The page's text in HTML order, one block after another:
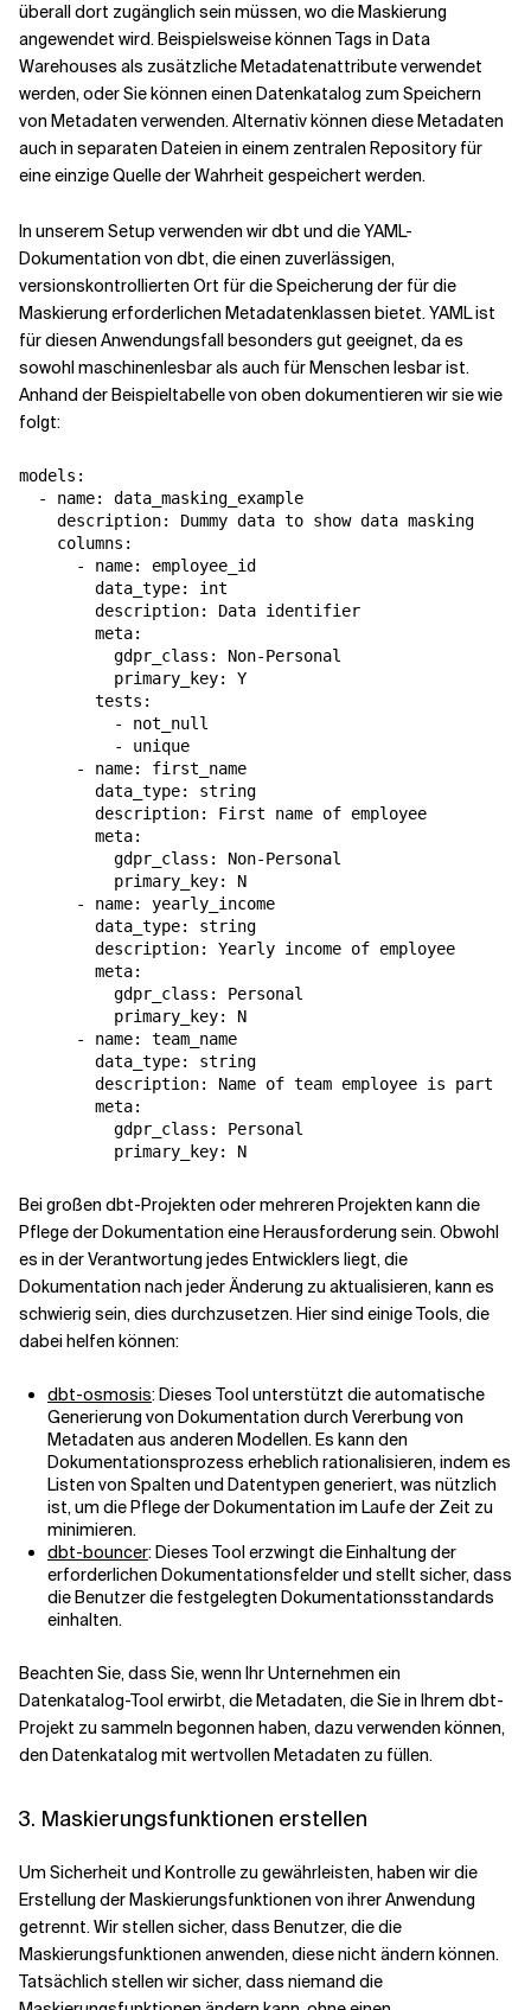
überall dort zugänglich sein müssen, wo die Maskierung
angewendet wird. Beispielsweise können Tags in Data
Warehouses als zusätzliche Metadatenattribute verwendet
werden, oder Sie können einen Datenkatalog zum Speichern
von Metadaten verwenden. Alternativ können diese Metadaten
auch in separaten Dateien in einem zentralen Repository für
eine einzige Quelle der Wahrheit gespeichert werden.
In unserem Setup verwenden wir dbt und die YAML-
Dokumentation von dbt, die einen zuverlässigen,
versionskontrollierten Ort für die Speicherung der für die
Maskierung erforderlichen Metadatenklassen bietet. YAML ist
für diesen Anwendungsfall besonders gut geeignet, da es
sowohl maschinenlesbar als auch für Menschen lesbar ist.
Anhand der Beispieltabelle von oben dokumentieren wir sie wie
folgt:
models:
  - name: data_masking_example
    description: Dummy data to show data masking
    columns:
      - name: employee_id
        data_type: int
        description: Data identifier
        meta:
          gdpr_class: Non-Personal
          primary_key: Y
        tests:
          - not_null
          - unique
      - name: first_name
        data_type: string
        description: First name of employee
        meta:
          gdpr_class: Non-Personal
          primary_key: N
      - name: yearly_income
        data_type: string
        description: Yearly income of employee
        meta:
          gdpr_class: Personal
          primary_key: N
      - name: team_name
        data_type: string
        description: Name of team employee is part
        meta:
          gdpr_class: Personal
Bei großen dbt-Projekten oder mehreren Projekten kann die
Pflege der Dokumentation eine Herausforderung sein. Obwohl
es in der Verantwortung jedes Entwicklers liegt, die
Dokumentation nach jeder Änderung zu aktualisieren, kann es
schwierig sein, dies durchzusetzen. Hier sind einige Tools, die
dabei helfen können:
dbt-osmosis: Dieses Tool unterstützt die automatische
Generierung von Dokumentation durch Vererbung von
Metadaten aus anderen Modellen. Es kann den
Dokumentationsprozess erheblich rationalisieren, indem es
Listen von Spalten und Datentypen generiert, was nützlich
ist, um die Pflege der Dokumentation im Laufe der Zeit zu
minimieren.
dbt-bouncer: Dieses Tool erzwingt die Einhaltung der
erforderlichen Dokumentationsfelder und stellt sicher, dass
die Benutzer die festgelegten Dokumentationsstandards
einhalten.
Beachten Sie, dass Sie, wenn Ihr Unternehmen ein
Datenkatalog-Tool erwirbt, die Metadaten, die Sie in Ihrem dbt-
Projekt zu sammeln begonnen haben, dazu verwenden können,
den Datenkatalog mit wertvollen Metadaten zu füllen.
3. Maskierungsfunktionen erstellen
Um Sicherheit und Kontrolle zu gewährleisten, haben wir die
Erstellung der Maskierungsfunktionen von ihrer Anwendung
getrennt. Wir stellen sicher, dass Benutzer, die die
Maskierungsfunktionen anwenden, diese nicht ändern können.
Tatsächlich stellen wir sicher, dass niemand die